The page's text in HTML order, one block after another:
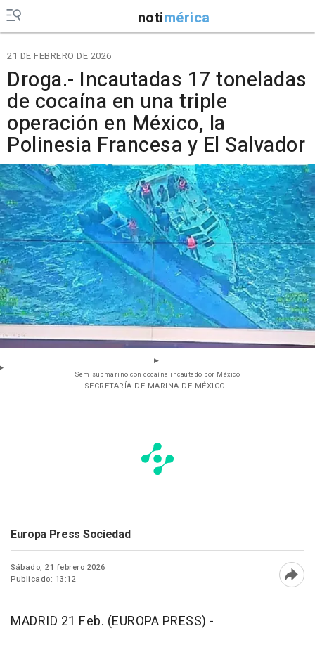
notimérica
21 DE FEBRERO DE 2026
Droga.- Incautadas 17 toneladas
de cocaína en una triple
operación en México, la
Polinesia Francesa y El Salvador
Semisubmarino con cocaína incautado por México
- SECRETARÍA DE MARINA DE MÉXICO
Europa Press Sociedad
Sábado, 21 febrero 2026
Publicado: 13:12
MADRID 21 Feb. (EUROPA PRESS) -